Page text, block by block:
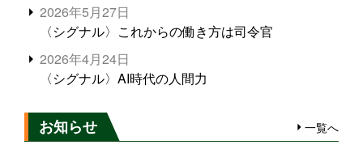
2026年5月27日
〈シグナル〉これからの働き方は司令官
2026年4月24日
〈シグナル〉AI時代の人間力
お知らせ 一覧へ